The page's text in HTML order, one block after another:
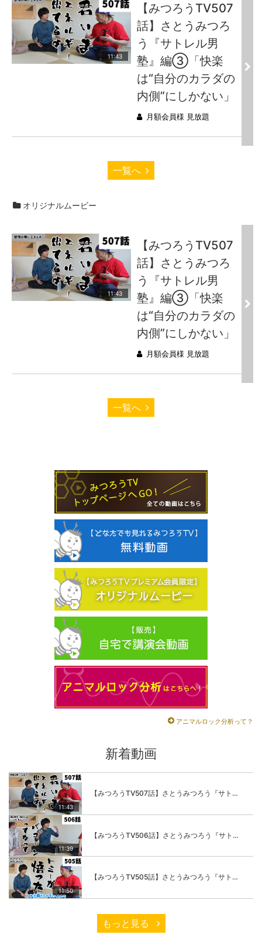
11:43
【みつろうTV507
話】さとうみつろ
う『サトレル男
塾』編③「快楽
は“自分のカラダの
内側”にしかない」
月額会員様 見放題
一覧へ
オリジナルムービー
11:43
【みつろうTV507
話】さとうみつろ
う『サトレル男
塾』編③「快楽
は“自分のカラダの
内側”にしかない」
月額会員様 見放題
一覧へ
アニマルロック分析って？
新着動画
11:43
【みつろうTV507話】さとうみつろう『サトレル男塾』編③「快楽は“自分のカラダの内側”にしかない」
11:39
【みつろうTV506話】さとうみつろう『サトレル男塾』編②「不思議な棒をお尻に…」
11:50
【みつろうTV505話】さとうみつろう『サトレル男塾』編①「“快感不足”のこの世の中…悟ってみたいと思いませんか？」
もっと見る